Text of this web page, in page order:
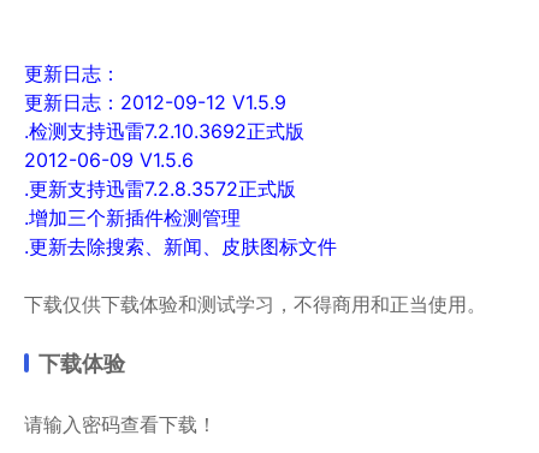
更新日志：
更新日志：2012-09-12 V1.5.9
.检测支持迅雷7.2.10.3692正式版
2012-06-09 V1.5.6
.更新支持迅雷7.2.8.3572正式版
.增加三个新插件检测管理
.更新去除搜索、新闻、皮肤图标文件
下载仅供下载体验和测试学习，不得商用和正当使用。
下载体验
请输入密码查看下载！